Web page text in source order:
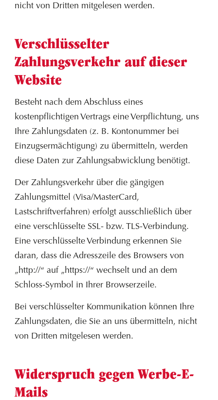
nicht von Dritten mitgelesen werden.
Verschlüsselter
Zahlungsverkehr auf dieser
Website
Besteht nach dem Abschluss eines
kostenpflichtigen Vertrags eine Verpflichtung, uns
Ihre Zahlungsdaten (z. B. Kontonummer bei
Einzugsermächtigung) zu übermitteln, werden
diese Daten zur Zahlungsabwicklung benötigt.
Der Zahlungsverkehr über die gängigen
Zahlungsmittel (Visa/MasterCard,
Lastschriftverfahren) erfolgt ausschließlich über
eine verschlüsselte SSL- bzw. TLS-Verbindung.
Eine verschlüsselte Verbindung erkennen Sie
daran, dass die Adresszeile des Browsers von
„http://“ auf „https://“ wechselt und an dem
Schloss-Symbol in Ihrer Browserzeile.
Bei verschlüsselter Kommunikation können Ihre
Zahlungsdaten, die Sie an uns übermitteln, nicht
von Dritten mitgelesen werden.
Widerspruch gegen Werbe-E-
Mails